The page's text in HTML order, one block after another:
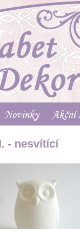
Novinky Akční
- nesvítící